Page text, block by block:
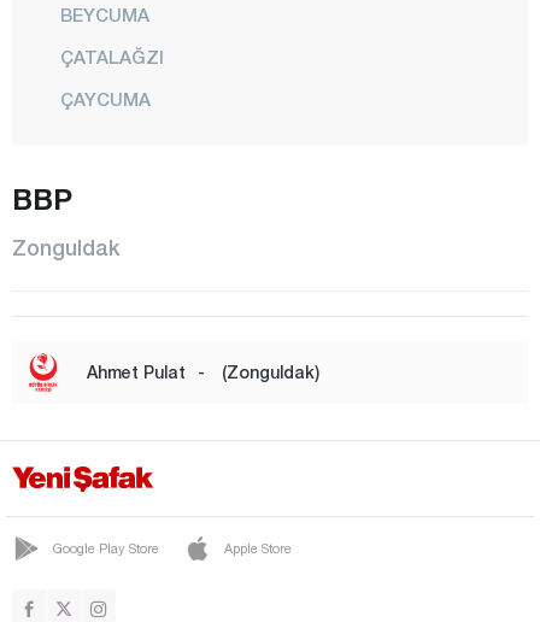
BEYCUMA
ÇATALAĞZI
ÇAYCUMA
EREĞLİ
GÜLÜÇ
GÜMELİ
KANDİLLİ
KARAMAN
KARAPINAR
BBP
Zonguldak
Ahmet Pulat - (Zonguldak)
Google Play Store Apple Store